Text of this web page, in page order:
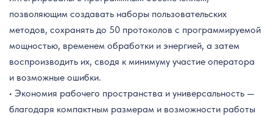
позволяющим создавать наборы пользовательских
методов, сохранять до 50 протоколов с программируемой
мощностью, временем обработки и энергией, а затем
воспроизводить их, сводя к минимуму участие оператора
и возможные ошибки.
• Экономия рабочего пространства и универсальность —
благодаря компактным размерам и возможности работы